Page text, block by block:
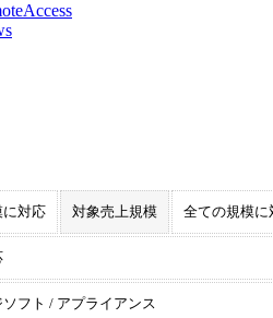
に対応 対象売上規模 全ての規模に
フト / アプライアンス